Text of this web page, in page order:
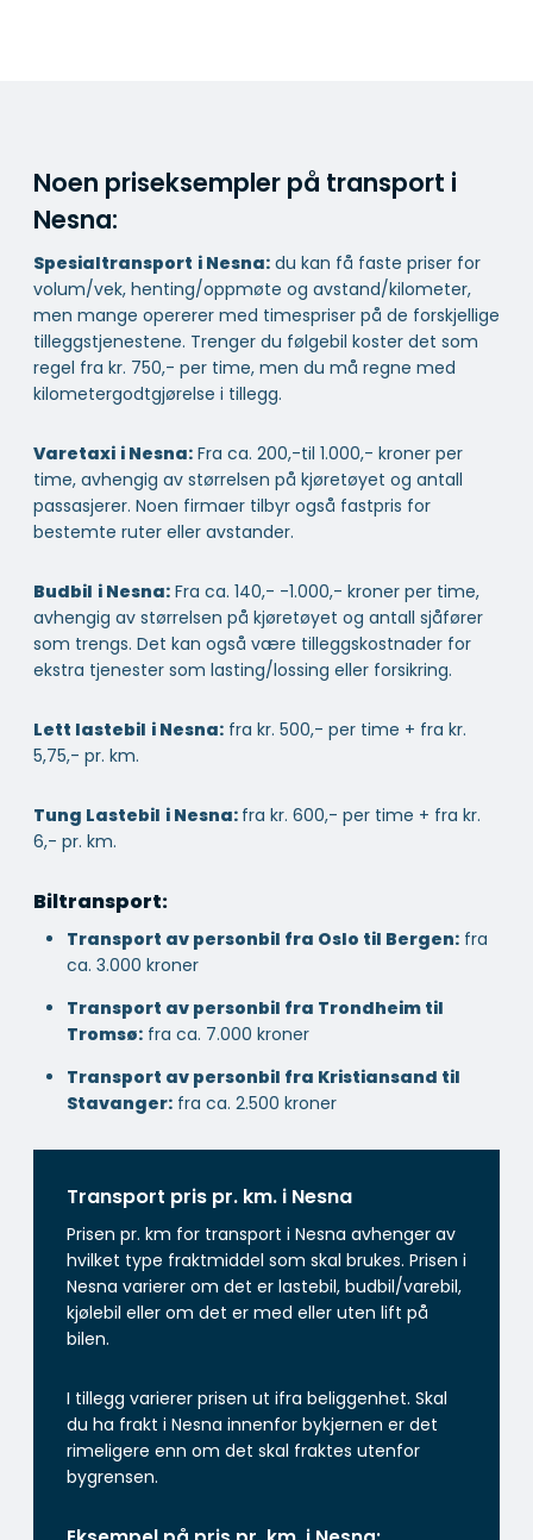
Noen priseksempler på transport i
Nesna:
Spesialtransport i Nesna: du kan få faste priser for
volum/vek, henting/oppmøte og avstand/kilometer,
men mange opererer med timespriser på de forskjellige
tilleggstjenestene. Trenger du følgebil koster det som
regel fra kr. 750,- per time, men du må regne med
kilometergodtgjørelse i tillegg.
Varetaxi i Nesna: Fra ca. 200,-til 1.000,- kroner per
time, avhengig av størrelsen på kjøretøyet og antall
passasjerer. Noen firmaer tilbyr også fastpris for
bestemte ruter eller avstander.
Budbil i Nesna: Fra ca. 140,- -1.000,- kroner per time,
avhengig av størrelsen på kjøretøyet og antall sjåfører
som trengs. Det kan også være tilleggskostnader for
ekstra tjenester som lasting/lossing eller forsikring.
Lett lastebil i Nesna: fra kr. 500,- per time + fra kr.
5,75,- pr. km.
Tung Lastebil i Nesna: fra kr. 600,- per time + fra kr.
6,- pr. km.
Biltransport:
Transport av personbil fra Oslo til Bergen: fra
ca. 3.000 kroner
Transport av personbil fra Trondheim til
Tromsø: fra ca. 7.000 kroner
Transport av personbil fra Kristiansand til
Stavanger: fra ca. 2.500 kroner
Transport pris pr. km. i Nesna
Prisen pr. km for transport i Nesna avhenger av
hvilket type fraktmiddel som skal brukes. Prisen i
Nesna varierer om det er lastebil, budbil/varebil,
kjølebil eller om det er med eller uten lift på
bilen.
I tillegg varierer prisen ut ifra beliggenhet. Skal
du ha frakt i Nesna innenfor bykjernen er det
rimeligere enn om det skal fraktes utenfor
bygrensen.